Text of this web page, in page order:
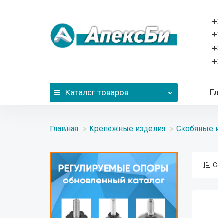
Каталог товаров
Главная Крепёжные изделия Скобяные